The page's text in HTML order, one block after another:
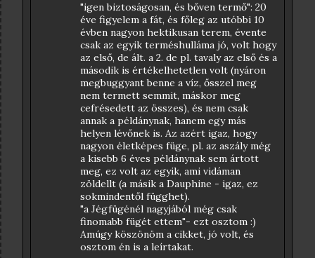
"igen biztoságosan, és bőven termő": 20
éve figyelem a fát, és főleg az utóbbi 10
évben nagyon hektikusan terem, évente
csak az egyik terméshulláma jó, volt hogy
az első, de ált. a 2. de pl. tavaly az első és a
második is értékelhetetlen volt (nyáron
megbuggyant benne a víz, ősszel meg
nem termett semmit, máskor meg
cefrésedett az összes), és nem csak
annak a példánynak, hanem egy más
helyen lévőnek is. Az azért igaz, hogy
nagyon életképes füge, pl. az aszály még
a kisebb 6 éves példánynak sem ártott
meg, ez volt az egyik, ami vidáman
zöldellt (a másik a Dauphine - igaz, ez
sokmindentől függhet).
"a Jégfügénél nagyjából még csak
finomabb fügét ettem"- ezt osztom :)
Amúgy köszönöm a cikket, jó volt, és
osztom én is a leírtakat.